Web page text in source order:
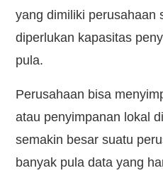
yang dimiliki perusahaan
diperlukan kapasitas
pula.
Perusahaan bisa
atau penyimpanan lokal
semakin besar suatu
banyak pula data yang